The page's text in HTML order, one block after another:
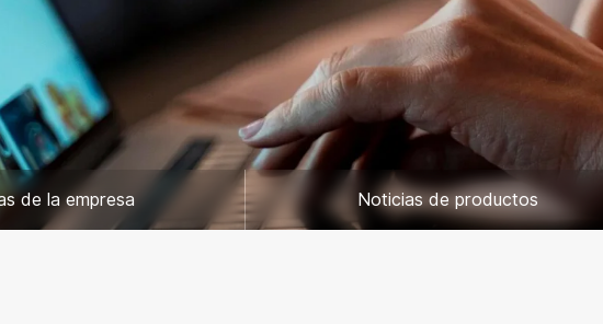
de la empresa Noticias de productos